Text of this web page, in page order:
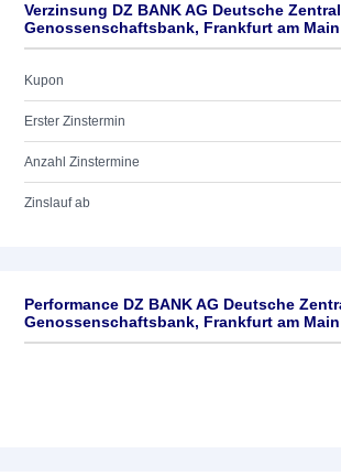
Verzinsung DZ BANK AG Deutsche
Genossenschaftsbank, Frankfurt am Main
Kupon
Erster Zinstermin
Anzahl Zinstermine
Zinslauf ab
Performance DZ BANK AG Deutsche
Genossenschaftsbank, Frankfurt am Main